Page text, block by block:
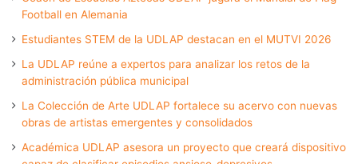
Football en Alemania
Estudiantes STEM de la UDLAP destacan en el MUTVI 2026
La UDLAP reúne a expertos para analizar los retos de la
administración pública municipal
La Colección de Arte UDLAP fortalece su acervo con nuevas
obras de artistas emergentes y consolidados
Académica UDLAP asesora un proyecto que creará dispositivo